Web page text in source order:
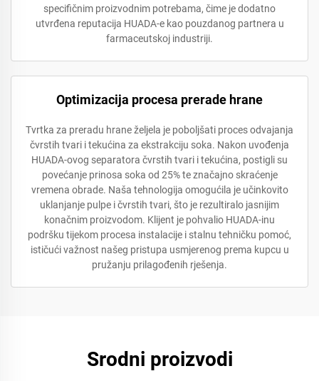
specifičnim proizvodnim potrebama, čime je dodatno
utvrđena reputacija HUADA-e kao pouzdanog partnera u
farmaceutskoj industriji.
Optimizacija procesa prerade hrane
Tvrtka za preradu hrane željela je poboljšati proces odvajanja
čvrstih tvari i tekućina za ekstrakciju soka. Nakon uvođenja
HUADA-ovog separatora čvrstih tvari i tekućina, postigli su
povećanje prinosa soka od 25% te značajno skraćenje
vremena obrade. Naša tehnologija omogućila je učinkovito
uklanjanje pulpe i čvrstih tvari, što je rezultiralo jasnijim
konačnim proizvodom. Klijent je pohvalio HUADA-inu
podršku tijekom procesa instalacije i stalnu tehničku pomoć,
ističući važnost našeg pristupa usmjerenog prema kupcu u
pružanju prilagođenih rješenja.
Srodni proizvodi